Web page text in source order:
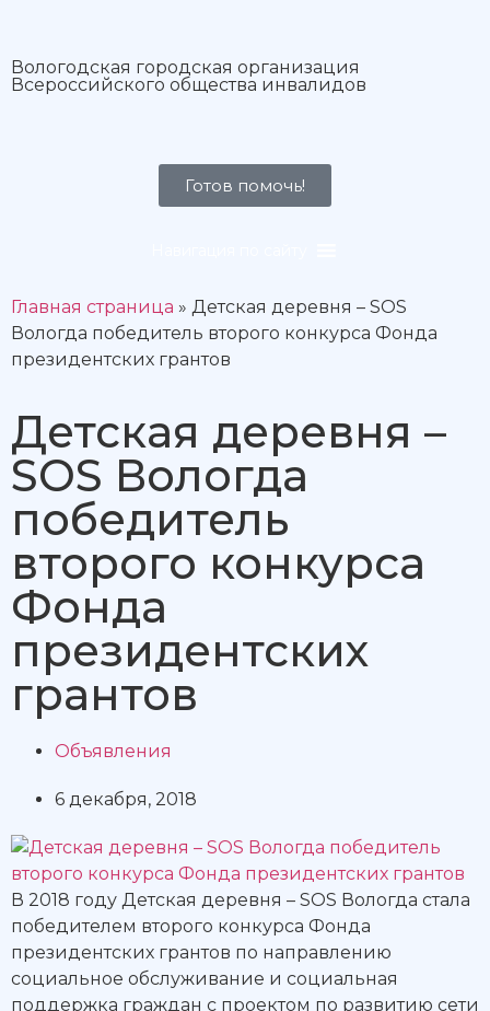
Вологодская городская организация
Всероссийского общества инвалидов
Готов помочь!
Главная страница » Детская деревня – SOS
Вологда победитель второго конкурса Фонда
президентских грантов
Детская деревня –
SOS Вологда
победитель
второго конкурса
Фонда
президентских
грантов
Объявления
6 декабря, 2018
В 2018 году Детская деревня – SOS Вологда стала
победителем второго конкурса Фонда
президентских грантов по направлению
социальное обслуживание и социальная
поддержка граждан с проектом по развитию сети